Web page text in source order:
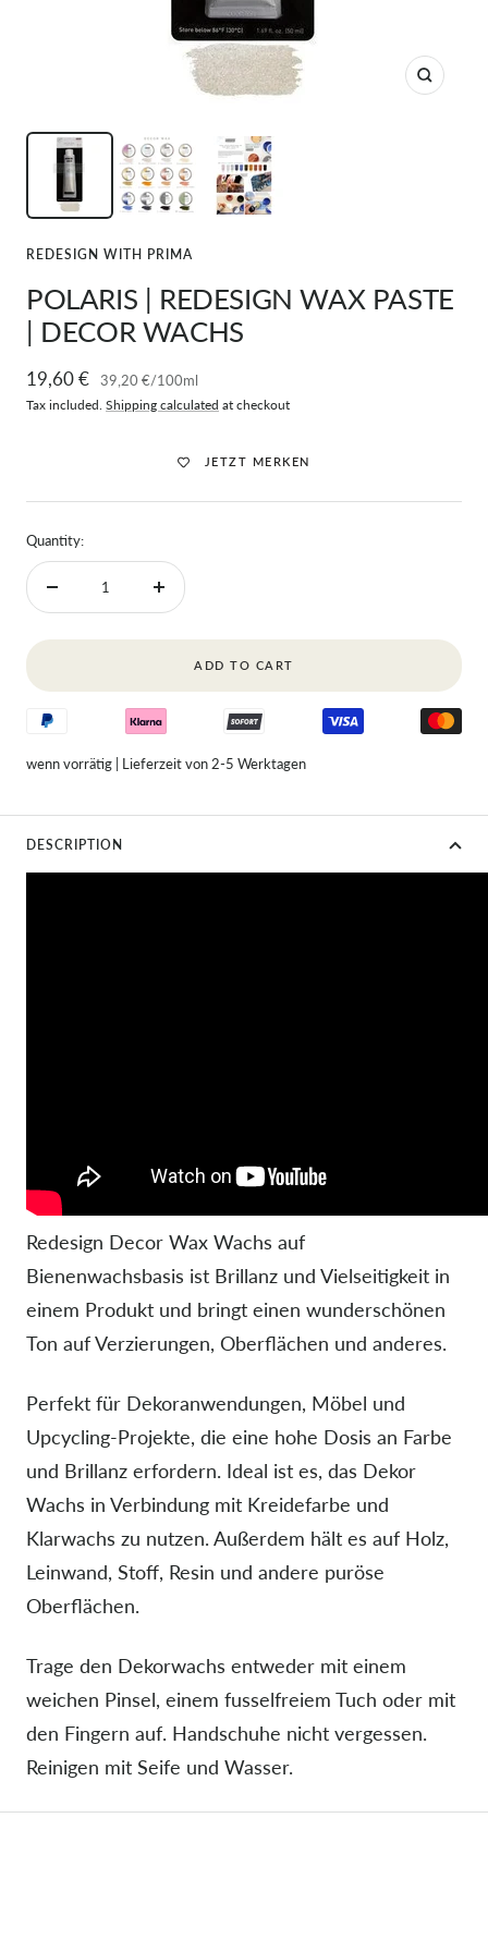
Zoom
REDESIGN WITH PRIMA
POLARIS | REDESIGN WAX PASTE
| DECOR WACHS
Sale
price
19,60 € 39,20 €/100ml
Tax included. Shipping calculated at checkout
JETZT MERKEN
Quantity:
Decrease
Increase
ADD TO CART
wenn vorrätig | Lieferzeit von 2-5 Werktagen
DESCRIPTION
Redesign Decor Wax Wachs auf
Bienenwachsbasis ist Brillanz und Vielseitigkeit in
einem Produkt und bringt einen wunderschönen
Ton auf Verzierungen, Oberflächen und anderes.
Perfekt für Dekoranwendungen, Möbel und
Upcycling-Projekte, die eine hohe Dosis an Farbe
und Brillanz erfordern. Ideal ist es, das Dekor
Wachs in Verbindung mit Kreidefarbe und
Klarwachs zu nutzen. Außerdem hält es auf Holz,
Leinwand, Stoff, Resin und andere puröse
Oberflächen.
Trage den Dekorwachs entweder mit einem
weichen Pinsel, einem fusselfreiem Tuch oder mit
den Fingern auf. Handschuhe nicht vergessen.
Reinigen mit Seife und Wasser.